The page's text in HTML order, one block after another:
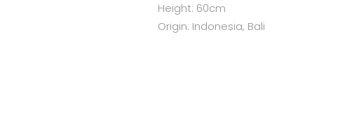
Height: 60cm
Origin: Indonesia, Bali